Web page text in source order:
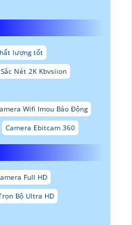
lượng tốt
Nét 2K Kbvsiion
Wifi Imou Báo Động
Camera Ebitcam 360
Full HD
Bộ Ultra HD